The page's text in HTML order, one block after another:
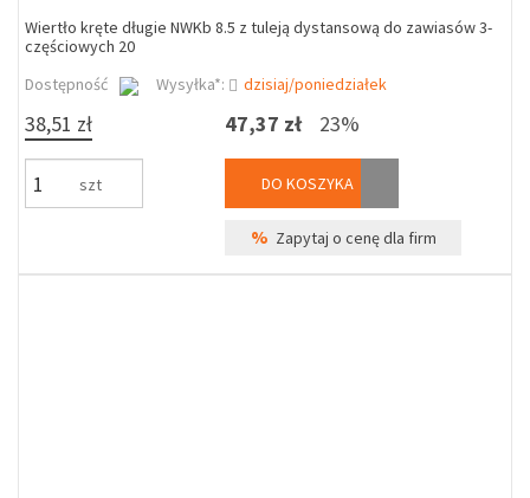
Wiertło kręte długie NWKb 8.5 z tuleją dystansową do zawiasów 3-
częściowych 20
Dostępność
Wysyłka*: dzisiaj/poniedziałek
38,51 zł
szt
47,37 zł 23%
DO KOSZYKA
% Zapytaj o cenę dla firm